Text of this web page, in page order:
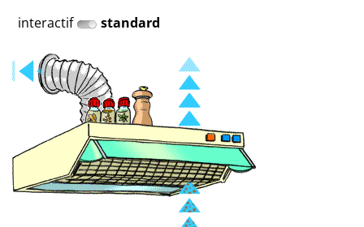
interactif standard